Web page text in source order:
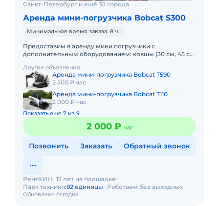
Санкт-Петербург и ещё 33 города
Аренда мини-погрузчика Bobcat S300
Минимальное время заказа: 8 ч.
Предоставим в аренду мини погрузчики с
дополнительным оборудованием: ковшы (30 см, 45 см,
Минимальный заказ спецт
Другие объявления
Аренда мини-погрузчика Bobcat T590
2 500 ₽ час
Аренда мини-погрузчика Bobcat T110
2 000 ₽ час
Показать еще 7 из 9
2 000 ₽ час
Позвонить Заказать Обратный звонок
Обновлено сегодня
РентКИН 12 лет на площадке
Парк техники:92 единицы Работаем без выходных